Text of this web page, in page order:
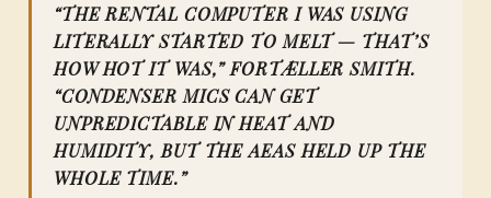
“THE RENTAL COMPUTER I WAS USING
LITERALLY STARTED TO MELT — THAT’S
HOW HOT IT WAS,” FORTÆLLER SMITH.
“CONDENSER MICS CAN GET
UNPREDICTABLE IN HEAT AND
HUMIDITY, BUT THE AEAS HELD UP THE
WHOLE TIME.”